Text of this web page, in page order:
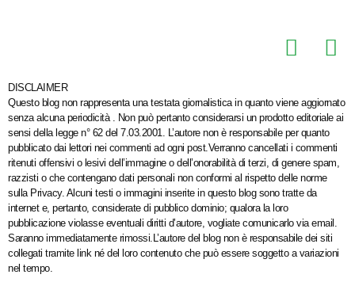
DISCLAIMER
Questo blog non rappresenta una testata giornalistica in quanto viene aggiornato
senza alcuna periodicità . Non può pertanto considerarsi un prodotto editoriale ai
sensi della legge n° 62 del 7.03.2001. L’autore non è responsabile per quanto
pubblicato dai lettori nei commenti ad ogni post.Verranno cancellati i commenti
ritenuti offensivi o lesivi dell’immagine o dell’onorabilità di terzi, di genere spam,
razzisti o che contengano dati personali non conformi al rispetto delle norme
sulla Privacy. Alcuni testi o immagini inserite in questo blog sono tratte da
internet e, pertanto, considerate di pubblico dominio; qualora la loro
pubblicazione violasse eventuali diritti d’autore, vogliate comunicarlo via email.
Saranno immediatamente rimossi.L’autore del blog non è responsabile dei siti
collegati tramite link né del loro contenuto che può essere soggetto a variazioni
nel tempo.